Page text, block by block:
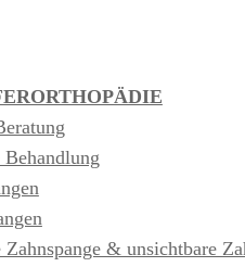
& unsichtbare